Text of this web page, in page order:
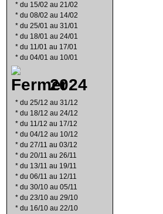
* du 15/02 au 21/02
* du 08/02 au 14/02
* du 25/01 au 31/01
* du 18/01 au 24/01
* du 11/01 au 17/01
* du 04/01 au 10/01
2024
* du 25/12 au 31/12
* du 18/12 au 24/12
* du 11/12 au 17/12
* du 04/12 au 10/12
* du 27/11 au 03/12
* du 20/11 au 26/11
* du 13/11 au 19/11
* du 06/11 au 12/11
* du 30/10 au 05/11
* du 23/10 au 29/10
* du 16/10 au 22/10